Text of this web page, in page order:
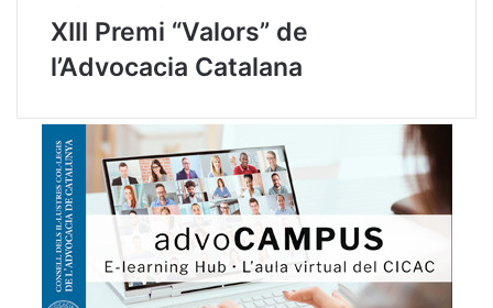
a
e
s
L
o
c
a
l
XIII Premi “Valors” de
l’Advocacia Catalana